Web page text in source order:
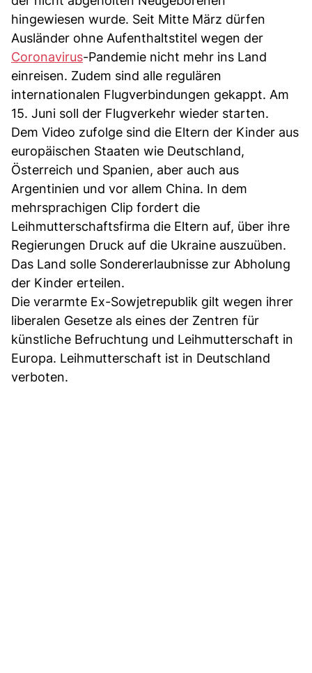
hingewiesen wurde. Seit Mitte März dürfen
Ausländer ohne Aufenthaltstitel wegen der
Coronavirus-Pandemie nicht mehr ins Land
einreisen. Zudem sind alle regulären
internationalen Flugverbindungen gekappt. Am
15. Juni soll der Flugverkehr wieder starten.
Dem Video zufolge sind die Eltern der Kinder aus
europäischen Staaten wie Deutschland,
Österreich und Spanien, aber auch aus
Argentinien und vor allem China. In dem
mehrsprachigen Clip fordert die
Leihmutterschaftsfirma die Eltern auf, über ihre
Regierungen Druck auf die Ukraine auszuüben.
Das Land solle Sondererlaubnisse zur Abholung
der Kinder erteilen.
Die verarmte Ex-Sowjetrepublik gilt wegen ihrer
liberalen Gesetze als eines der Zentren für
künstliche Befruchtung und Leihmutterschaft in
Europa. Leihmutterschaft ist in Deutschland
verboten.